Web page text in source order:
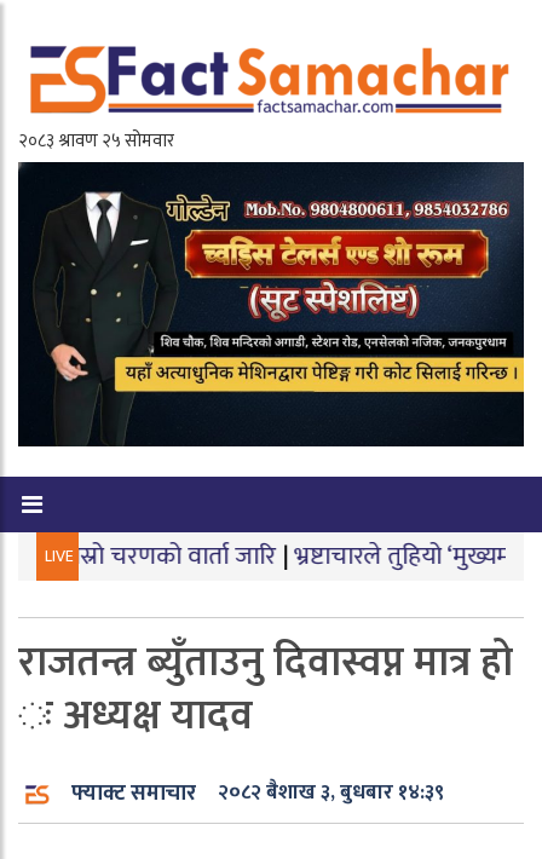
LIVE
वार्ता जारि|भ्रष्टाचारले तुहियो ‘मुख्यमन्त्री बेटी
राजतन्त्र ब्युँताउनु दिवास्वप्न मात्र हो
ः अध्यक्ष यादव
फ्याक्ट समाचार २०८२ बैशाख ३, बुधबार १४:३९